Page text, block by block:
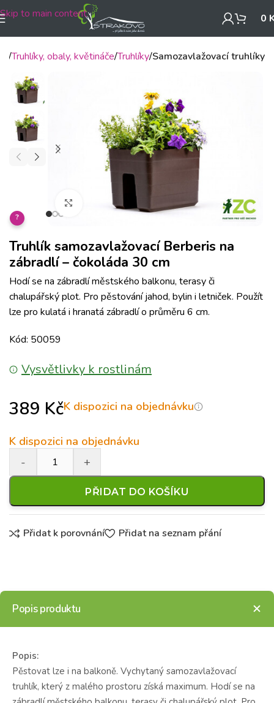
Skip to main content 0
Truhlíky, obaly, květináče Truhlíky Samozavlažovací truhlíky
Klikněte pro zvětšení
?
Truhlík samozavlažovací Berberis na
zábradlí – čokoláda 30 cm
Hodí se na zábradlí městského balkonu, terasy či
chalupářský plot. Pro pěstování jahod, bylin i letniček. Použít
lze pro kulatá i hranatá zábradlí o průměru 6 cm.
Kód: 50059
Vysvětlivky k rostlinám
389 KčK dispozici na objednávku
K dispozici na objednávku
PŘIDAT DO KOŠÍKU
Přidat k porovnání Přidat na seznam přání
Popis produktu
Popis:
Pěstovat lze i na balkoně. Vychytaný samozavlažovací
truhlík, který z malého prostoru získá maximum. Hodí se na